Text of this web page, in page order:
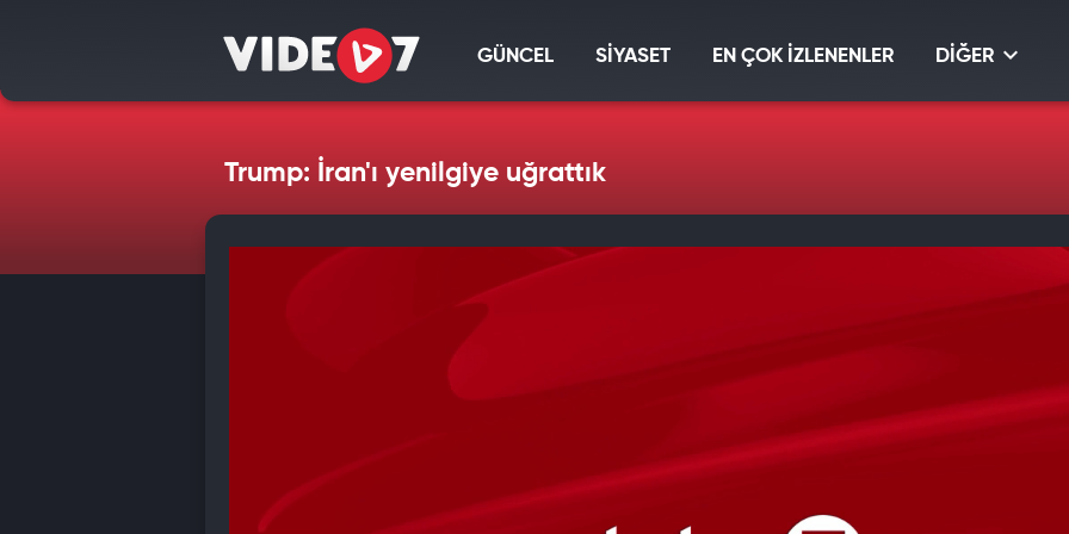
GÜNCEL SİYASET EN ÇOK İZLENENLER DİĞER
Trump: İran'ı yenilgiye uğrattık